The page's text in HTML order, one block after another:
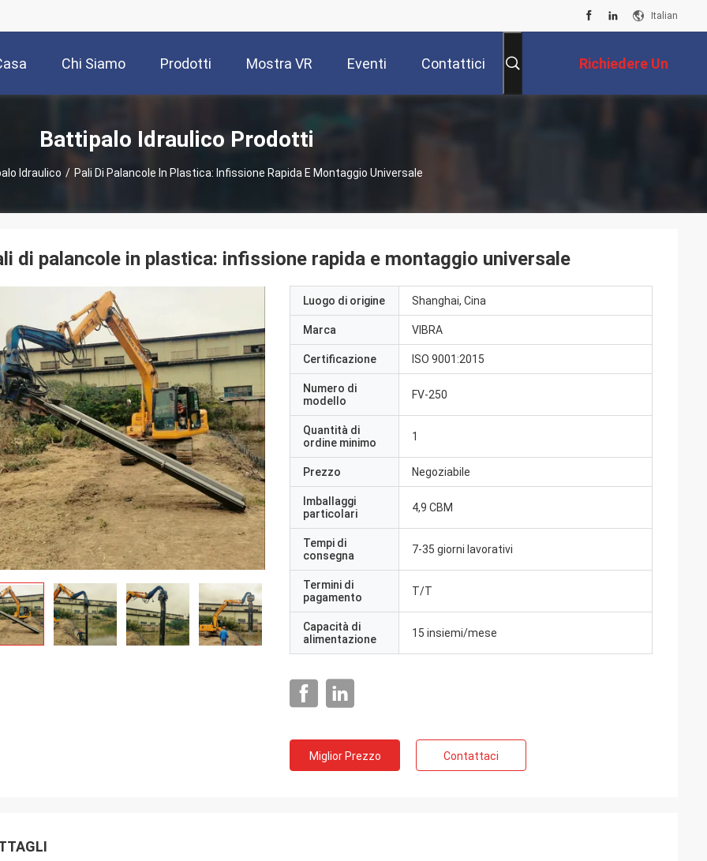
Italian
Chi Siamo Prodotti Mostra VR Eventi Contattici Richiedere Un
Preventivo
Battipalo Idraulico Prodotti
Idraulico / Pali Di Palancole In Plastica: Infissione Rapida E Montaggio Universale
di palancole in plastica: infissione rapida e montaggio universale
Luogo di origine Shanghai, Cina
Marca VIBRA
Certificazione ISO 9001:2015
Numero di
modello
FV-250
Quantità di
ordine minimo
1
Prezzo Negoziabile
Imballaggi
particolari
4,9 CBM
Tempi di
consegna
7-35 giorni lavorativi
Termini di
pagamento
T/T
Capacità di
alimentazione
15 insiemi/mese
Miglior Prezzo Contattaci